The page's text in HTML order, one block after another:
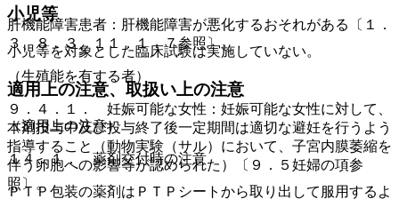
小児等
小児等を対象とした臨床試験は実施していない。
適用上の注意、取扱い上の注意
（適用上の注意）
１４．１． 薬剤交付時の注意
ＰＴＰ包装の薬剤はＰＴＰシートから取り出して服用するよ
肝機能障害患者：肝機能障害が悪化するおそれがある〔１．
３、８．３、１１．１．７参照〕。
（生殖能を有する者）
９．４．１． 妊娠可能な女性：妊娠可能な女性に対して、
本剤投与中及び投与終了後一定期間は適切な避妊を行うよう
指導すること（動物実験（サル）において、子宮内膜萎縮を
伴う卵胞への影響等が認められた）〔９．５妊婦の項参
照〕。